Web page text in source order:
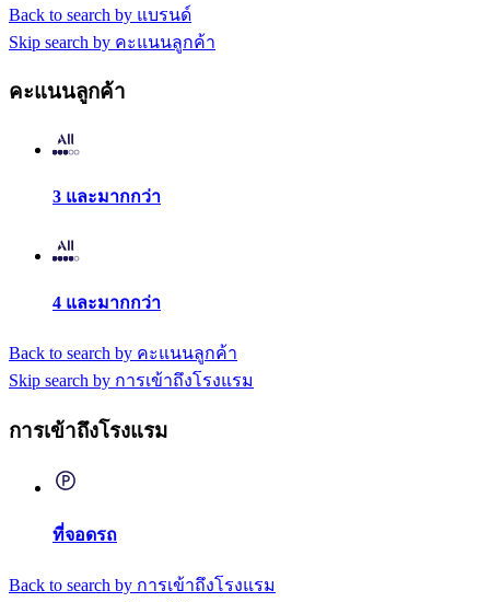
Back to search by แบรนด์
Skip search by คะแนนลูกค้า
คะแนนลูกค้า
3 และมากกว่า
4 และมากกว่า
Back to search by คะแนนลูกค้า
Skip search by การเข้าถึงโรงแรม
การเข้าถึงโรงแรม
ที่จอดรถ
Back to search by การเข้าถึงโรงแรม